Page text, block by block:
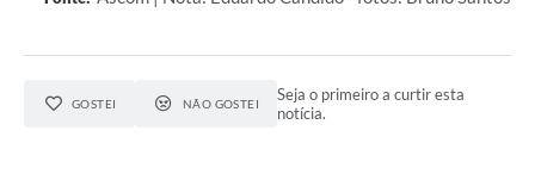
GOSTEI NÃO GOSTEI
Seja o primeiro a curtir esta
notícia.